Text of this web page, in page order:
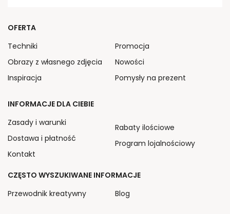
OFERTA
Techniki
Obrazy z własnego zdjęcia
Inspiracja
Promocja
Nowości
Pomysły na prezent
INFORMACJE DLA CIEBIE
Zasady i warunki
Dostawa i płatność
Kontakt
Rabaty ilościowe
Program lojalnościowy
CZĘSTO WYSZUKIWANE INFORMACJE
Przewodnik kreatywny
Blog